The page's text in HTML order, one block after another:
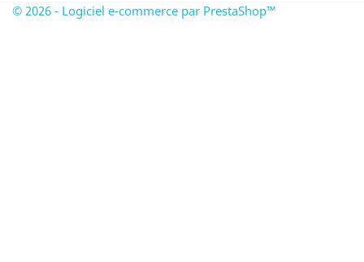
© 2026 - Logiciel e-commerce par PrestaShop™